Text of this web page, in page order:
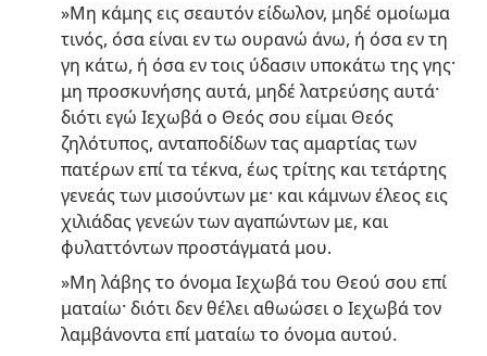
»Μη κάμης εις σεαυτόν είδωλον, μηδέ ομοίωμα
τινός, όσα είναι εν τω ουρανώ άνω, ή όσα εν τη
γη κάτω, ή όσα εν τοις ύδασιν υποκάτω της γης·
μη προσκυνήσης αυτά, μηδέ λατρεύσης αυτά·
διότι εγώ Ιεχωβά ο Θεός σου είμαι Θεός
ζηλότυπος, ανταποδίδων τας αμαρτίας των
πατέρων επί τα τέκνα, έως τρίτης και τετάρτης
γενεάς των μισούντων με· και κάμνων έλεος εις
χιλιάδας γενεών των αγαπώντων με, και
φυλαττόντων προστάγματά μου.
»Μη λάβης το όνομα Ιεχωβά του Θεού σου επί
ματαίω· διότι δεν θέλει αθωώσει ο Ιεχωβά τον
λαμβάνοντα επί ματαίω το όνομα αυτού.